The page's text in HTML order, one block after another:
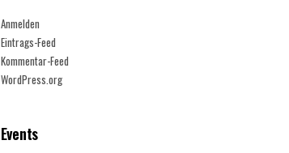
Anmelden
Eintrags-Feed
Kommentar-Feed
WordPress.org
Events